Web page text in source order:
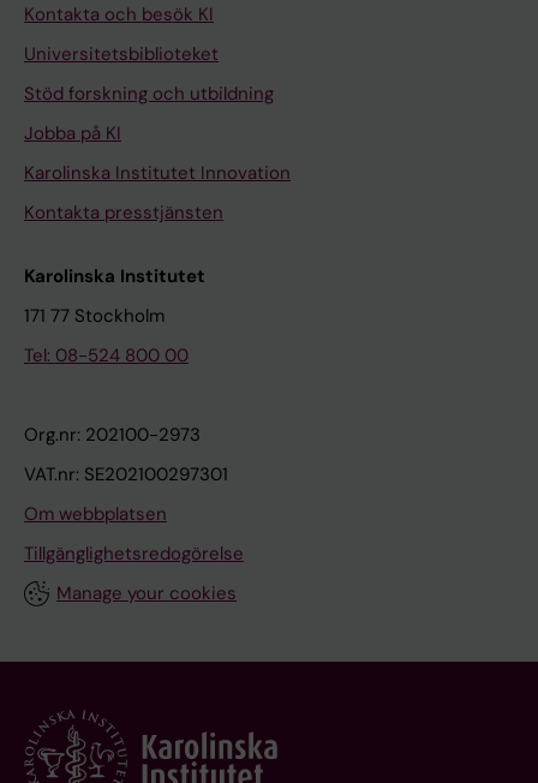
Kontakta och besök KI
Universitetsbiblioteket
Stöd forskning och utbildning
Jobba på KI
Karolinska Institutet Innovation
Kontakta presstjänsten
Karolinska Institutet
171 77 Stockholm
Tel: 08-524 800 00
Org.nr: 202100-2973
VAT.nr: SE202100297301
Om webbplatsen
Tillgänglighetsredogörelse
Manage your cookies